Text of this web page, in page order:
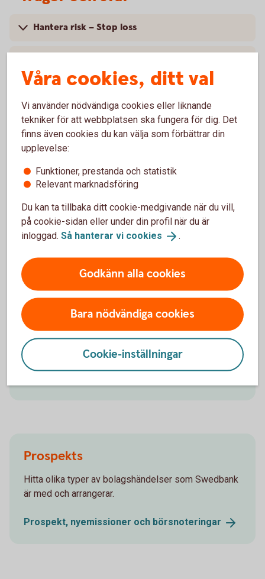
Hantera risk – Stop loss
Trend, trendlinjer och trendkanaler
Grundläggande kring börsintroduktioner
Frågetest
Svar på frågetest
Aktietips och mer information
Aktiellt
Dagliga bolagsanalyser, börskommentarer,
aktierekommendationer, förvaltarkommentarer och
tips runt pension och privatekonomi.
Prospekts
Hitta olika typer av bolagshändelser som Swedbank
är med och arrangerar.
Prospekt, nyemissioner och börsnoteringar
Våra cookies, ditt val
Vi använder nödvändiga cookies eller liknande
tekniker för att webbplatsen ska fungera för dig. Det
finns även cookies du kan välja som förbättrar din
upplevelse:
Funktioner, prestanda och statistik
Relevant marknadsföring
Du kan ta tillbaka ditt cookie-medgivande när du vill,
på cookie-sidan eller under din profil när du är
inloggad. Så hanterar vi cookies .
Godkänn alla cookies
Bara nödvändiga cookies
Cookie-inställningar